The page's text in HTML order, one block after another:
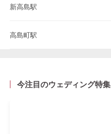
新高島駅
高島町駅
今注目のウェディング特集